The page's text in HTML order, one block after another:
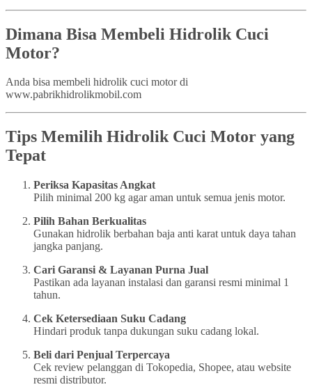
Dimana Bisa Membeli Hidrolik Cuci
Motor?
Anda bisa membeli hidrolik cuci motor di
www.pabrikhidrolikmobil.com
Tips Memilih Hidrolik Cuci Motor yang
Tepat
Periksa Kapasitas Angkat
Pilih minimal 200 kg agar aman untuk semua jenis motor.
Pilih Bahan Berkualitas
Gunakan hidrolik berbahan baja anti karat untuk daya tahan
jangka panjang.
Cari Garansi & Layanan Purna Jual
Pastikan ada layanan instalasi dan garansi resmi minimal 1
tahun.
Cek Ketersediaan Suku Cadang
Hindari produk tanpa dukungan suku cadang lokal.
Beli dari Penjual Terpercaya
Cek review pelanggan di Tokopedia, Shopee, atau website
resmi distributor.